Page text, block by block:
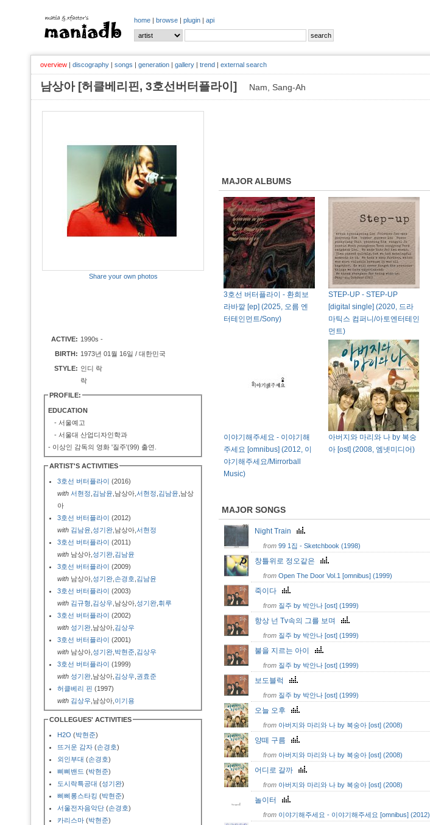
home | browse | plugin | api
overview | discography | songs | generation | gallery | trend | external search
남상아 [허클베리핀, 3호선버터플라이] Nam, Sang-Ah
Share your own photos
ACTIVE: 1990s -
BIRTH: 1973년 01월 16일 / 대한민국
STYLE: 인디 락
락
PROFILE:
EDUCATION
- 서울예고
- 서울대 산업디자인학과
- 이상인 감독의 영화 '질주'(99) 출연.
ARTIST'S ACTIVITIES
3호선 버터플라이 (2016)
with 서현정 김남윤 ,남상아, 서현정 김남윤 ,남상
아
3호선 버터플라이 (2012)
with 김남윤 성기완 ,남상아, 서현정
3호선 버터플라이 (2011)
with 남상아, 성기완 김남윤
3호선 버터플라이 (2009)
with 남상아, 성기완 손경호 김남윤
3호선 버터플라이 (2003)
with 김규형 김상우 ,남상아, 성기완 휘루
3호선 버터플라이 (2002)
with 성기완 ,남상아, 김상우
3호선 버터플라이 (2001)
with 남상아, 성기완 박현준 김상우
3호선 버터플라이 (1999)
with 성기완 ,남상아, 김상우 권효준
허클베리 핀 (1997)
with 김상우 ,남상아, 이기용
COLLEGUES' ACTIVITIES
H2O (박현준)
뜨거운 감자 (손경호)
외인부대 (손경호)
삐삐밴드 (박현준)
도시락특공대 (성기완)
삐삐롱스타킹 (박현준)
서울전자음악단 (손경호)
카리스마 (박현준)
MAJOR ALBUMS
3호선 버터플라이 - 환희보
라바깥 [ep] (2025, 오름 엔
터테인먼트/Sony)
STEP-UP - STEP-UP
[digital single] (2020, 드라
마틱스 컴퍼니/아토엔터테인
먼트)
이야기해주세요 - 이야기해
주세요 [omnibus] (2012, 이
야기해주세요/Mirrorball
Music)
아버지와 마리와 나 by 복숭
아 [ost] (2008, 엠넷미디어)
MAJOR SONGS
Night Train
from 99 1집 - Sketchbook (1998)
창틀위로 정오같은
from Open The Door Vol.1 [omnibus] (1999)
죽이다
from 질주 by 박안나 [ost] (1999)
항상 넌 Tv속의 그를 보며
from 질주 by 박안나 [ost] (1999)
불을 지르는 아이
from 질주 by 박안나 [ost] (1999)
보도블럭
from 질주 by 박안나 [ost] (1999)
오늘 오후
from 아버지와 마리와 나 by 복숭아 [ost] (2008)
양떼 구름
from 아버지와 마리와 나 by 복숭아 [ost] (2008)
어디로 갈까
from 아버지와 마리와 나 by 복숭아 [ost] (2008)
놀이터
from 이야기해주세요 - 이야기해주세요 [omnibus] (2012)